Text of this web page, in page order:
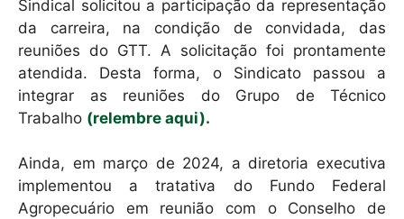
Sindical solicitou a participação da representação
da carreira, na condição de convidada, das
reuniões do GTT. A solicitação foi prontamente
atendida. Desta forma, o Sindicato passou a
integrar as reuniões do Grupo de Técnico
Trabalho (relembre aqui).
Ainda, em março de 2024, a diretoria executiva
implementou a tratativa do Fundo Federal
Agropecuário em reunião com o Conselho de